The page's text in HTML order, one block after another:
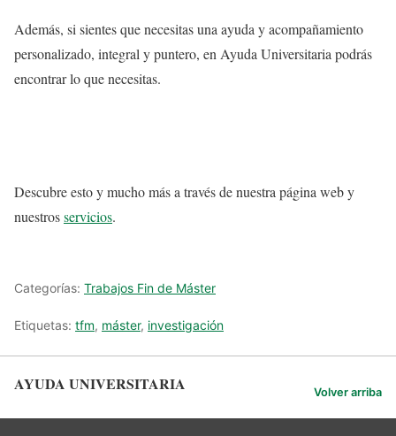
Además, si sientes que necesitas una ayuda y acompañamiento
personalizado, integral y puntero, en Ayuda Universitaria podrás
encontrar lo que necesitas.
Descubre esto y mucho más a través de nuestra página web y
nuestrosservicios.
Categorías: Trabajos Fin de Máster
Etiquetas: tfm, máster, investigación
AYUDA UNIVERSITARIA Volver arriba